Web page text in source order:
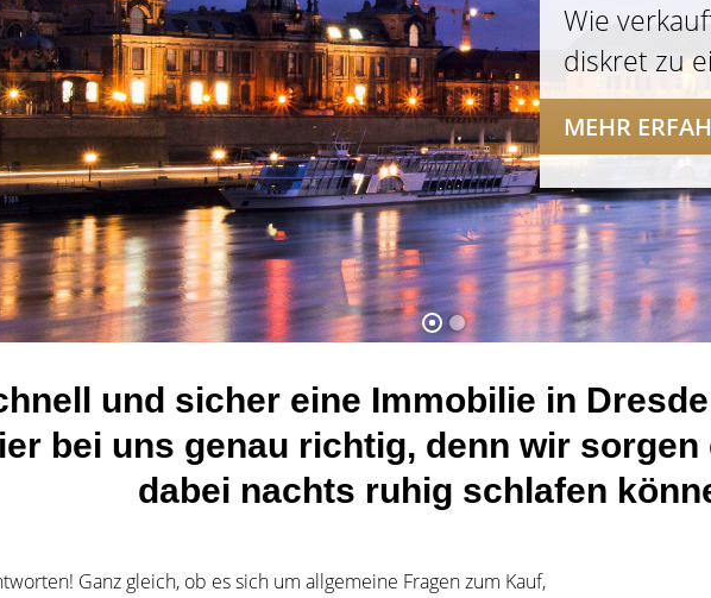
Wie
diskret zu
MEHR
und sicher eine Immobilie in
bei uns genau richtig, denn wir
dabei nachts ruhig schlafen
Ganz gleich, ob es sich um allgemeine Fragen zum Kauf,